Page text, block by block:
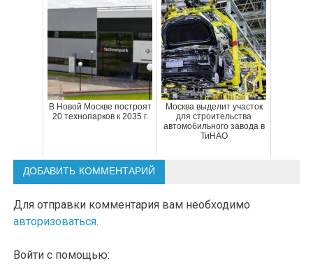
В Новой Москве построят
20 технопарков к 2035 г.
Москва выделит участок
для строительства
автомобильного завода в
ТиНАО
ДОБАВИТЬ КОММЕНТАРИЙ
Для отправки комментария вам необходимо
авторизоваться.
Войти с помощью: